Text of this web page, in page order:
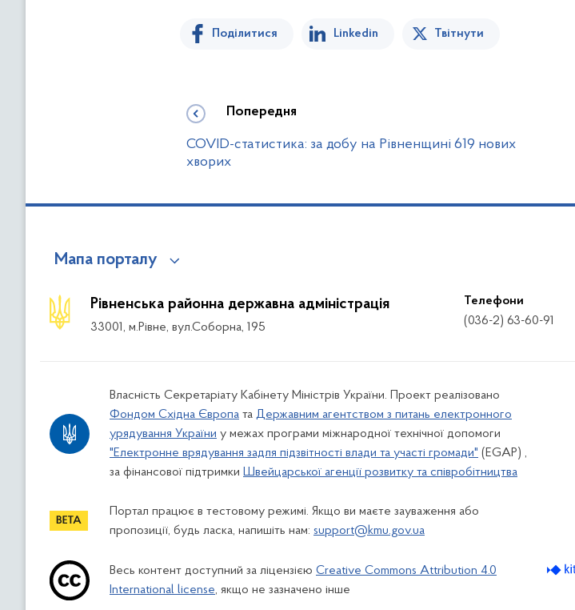
Поділитися Linkedin Твітнути
Попередня
COVID-статистика: за добу на Рівненщині 619 нових
хворих
Мапа порталу
Рівненська районна державна адміністрація
33001, м.Рівне, вул.Соборна, 195
Телефони
(036-2) 63-60-91
Власність Секретаріату Кабінету Міністрів України. Проект реалізовано
Фондом Східна Європа та Державним агентством з питань електронного
урядування України у межах програми міжнародної технічної допомоги
"Електронне врядування задля підзвітності влади та участі громади" (EGAP) ,
за фінансової підтримки Швейцарської агенції розвитку та співробітництва
Портал працює в тестовому режимі. Якщо ви маєте зауваження або
пропозиції, будь ласка, напишіть нам: support@kmu.gov.ua
Весь контент доступний за ліцензією Creative Commons Attribution 4.0
International license, якщо не зазначено інше